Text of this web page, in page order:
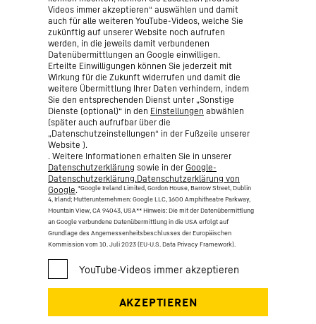
Videos immer akzeptieren“ auswählen und damit
auch für alle weiteren YouTube-Videos, welche Sie
zukünftig auf unserer Website noch aufrufen
werden, in die jeweils damit verbundenen
Datenübermittlungen an Google einwilligen.
Erteilte Einwilligungen können Sie jederzeit mit
Wirkung für die Zukunft widerrufen und damit die
weitere Übermittlung Ihrer Daten verhindern, indem
Sie den entsprechenden Dienst unter „Sonstige
Dienste (optional)“ in den Einstellungen abwählen
(später auch aufrufbar über die
„Datenschutzeinstellungen“ in der Fußzeile unserer
Website ).
. Weitere Informationen erhalten Sie in unserer
Datenschutzerklärung sowie in der Google-
Datenschutzerklärung.Datenschutzerklärung von
Google.*Google Ireland Limited, Gordon House, Barrow Street, Dublin
4, Irland; Mutterunternehmen: Google LLC, 1600 Amphitheatre Parkway,
Mountain View, CA 94043, USA** Hinweis: Die mit der Datenübermittlung
an Google verbundene Datenübermittlung in die USA erfolgt auf
Grundlage des Angemessenheitsbeschlusses der Europäischen
Kommission vom 10. Juli 2023 (EU-U.S. Data Privacy Framework).